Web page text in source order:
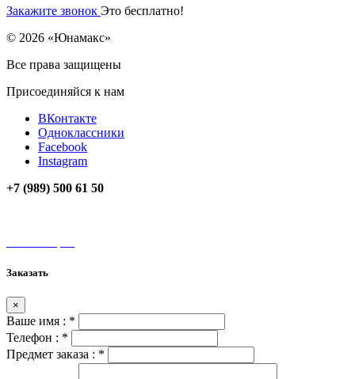
Закажите звонок Это бесплатно!
© 2026 «Юнамакс»
Все права защищены
Присоединяйся к нам
ВКонтакте
Одноклассники
Facebook
Instagram
+7 (989) 500 61 50
Заказать
×
Ваше имя : *
Телефон : *
Предмет заказа : *